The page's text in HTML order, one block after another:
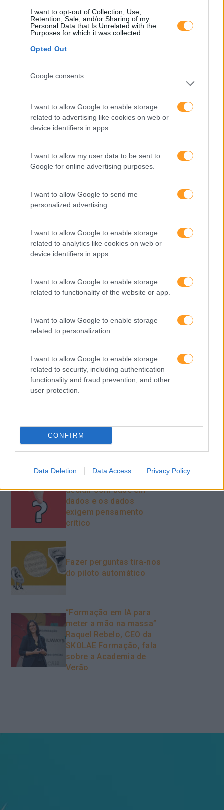
I want to opt-out of Collection, Use,
Retention, Sale, and/or Sharing of my
Personal Data that Is Unrelated with the
Purposes for which it was collected.
Opted Out
Google consents
I want to allow Google to enable storage
related to advertising like cookies on web or
device identifiers in apps.
I want to allow my user data to be sent to
Google for online advertising purposes.
I want to allow Google to send me
personalized advertising.
I want to allow Google to enable storage
related to analytics like cookies on web or
device identifiers in apps.
I want to allow Google to enable storage
related to functionality of the website or app.
I want to allow Google to enable storage
related to personalization.
I want to allow Google to enable storage
related to security, including authentication
functionality and fraud prevention, and other
user protection.
CONFIRM
Data Deletion Data Access Privacy Policy
Expo RH
Keep In Mind
Mudança
Perspetivas
Pessoas
PORTO RH MEETING
Sem Categoria
Team Building
Tecnologias De Informação
Vendas E Negociação
Recentes
Feedback fora do
calendário
melhorar o ambiente de
trabalho e aumentar a
decidir com base em
dados e os dados
exigem pensamento
crítico
Fazer perguntas tira-nos
do piloto automático
“Formação em IA para
meter a mão na massa”
Raquel Rebelo, CEO da
SKOLAE Formação, fala
sobre a Academia de
Verão